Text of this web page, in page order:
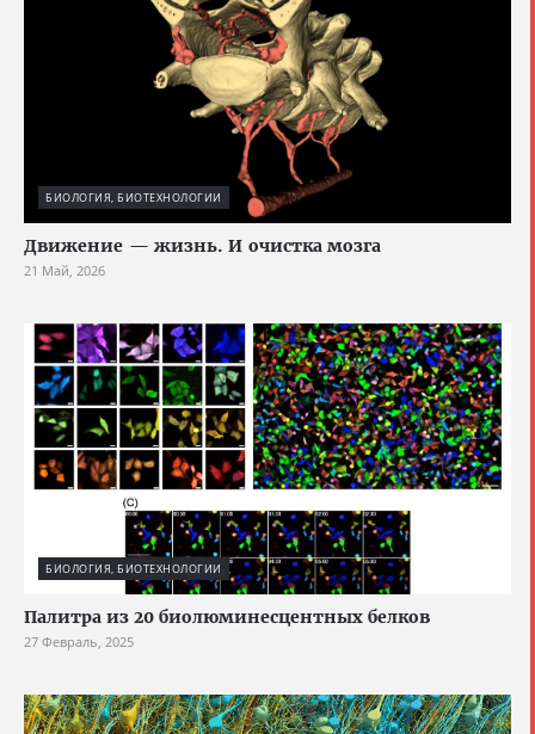
БИОЛОГИЯ, БИОТЕХНОЛОГИИ
Движение — жизнь. И очистка мозга
21 Май, 2026
БИОЛОГИЯ, БИОТЕХНОЛОГИИ
Палитра из 20 биолюминесцентных белков
27 Февраль, 2025